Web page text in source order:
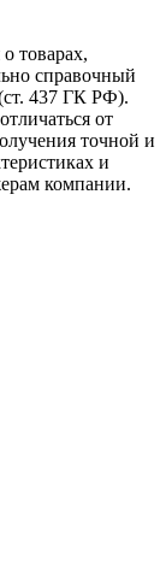
товарах,
справочный
437 ГК РФ).
от
точной и
и
компании.